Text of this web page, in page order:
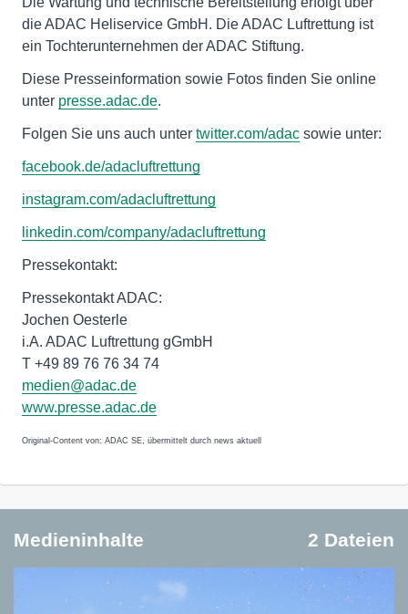
die ADAC Heliservice GmbH. Die ADAC Luftrettung ist
ein Tochterunternehmen der ADAC Stiftung.
Diese Presseinformation sowie Fotos finden Sie online
unter presse.adac.de.
Folgen Sie uns auch unter twitter.com/adac sowie unter:
facebook.de/adacluftrettung
instagram.com/adacluftrettung
linkedin.com/company/adacluftrettung
Pressekontakt:
Pressekontakt ADAC:
Jochen Oesterle
i.A. ADAC Luftrettung gGmbH
T +49 89 76 76 34 74
medien@adac.de
www.presse.adac.de
Original-Content von: ADAC SE, übermittelt durch news aktuell
Medieninhalte 2 Dateien